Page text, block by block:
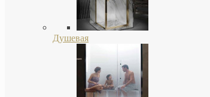
Душевая